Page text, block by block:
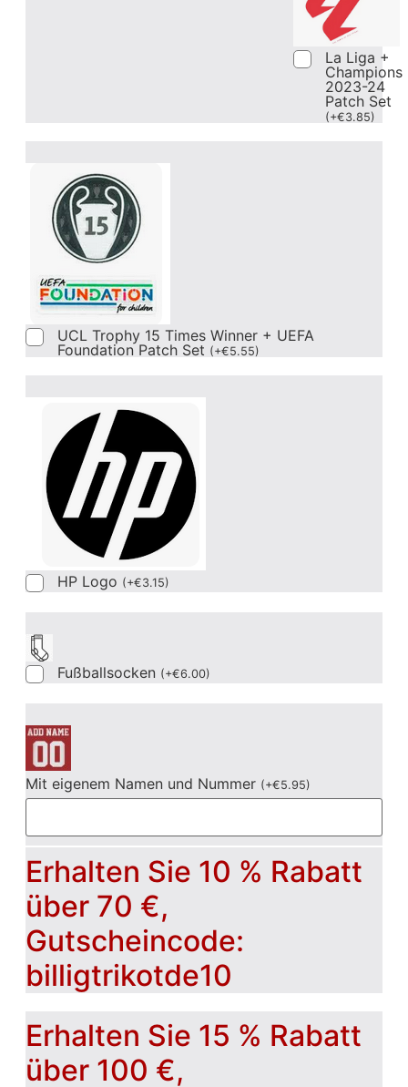
La Liga +
Champions
2023-24
Patch Set
(+€3.85)
UCL Trophy 15 Times Winner + UEFA
Foundation Patch Set (+€5.55)
HP Logo (+€3.15)
Fußballsocken (+€6.00)
Mit eigenem Namen und Nummer (+€5.95)
Erhalten Sie 10 % Rabatt
über 70 €,
Gutscheincode:
billigtrikotde10
Erhalten Sie 15 % Rabatt
über 100 €,